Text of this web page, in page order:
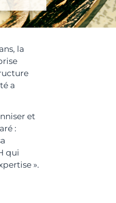
la
a
et
:
qui
».